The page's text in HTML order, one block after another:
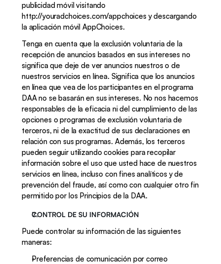
publicidad móvil visitando
http://youradchoices.com/appchoices y descargando
la aplicación móvil AppChoices.
Tenga en cuenta que la exclusión voluntaria de la
recepción de anuncios basados en sus intereses no
significa que deje de ver anuncios nuestros o de
nuestros servicios en línea. Significa que los anuncios
en línea que vea de los participantes en el programa
DAA no se basarán en sus intereses. No nos hacemos
responsables de la eficacia ni del cumplimiento de las
opciones o programas de exclusión voluntaria de
terceros, ni de la exactitud de sus declaraciones en
relación con sus programas. Además, los terceros
pueden seguir utilizando cookies para recopilar
información sobre el uso que usted hace de nuestros
servicios en línea, incluso con fines analíticos y de
prevención del fraude, así como con cualquier otro fin
permitido por los Principios de la DAA.
CONTROL DE SU INFORMACIÓN
Puede controlar su información de las siguientes
maneras:
Preferencias de comunicación por correo